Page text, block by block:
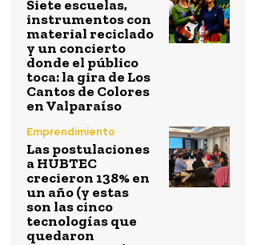
Siete escuelas,
instrumentos con
material reciclado
y un concierto
donde el público
toca: la gira de Los
Cantos de Colores
en Valparaíso
Emprendimiento
Las postulaciones
a HUBTEC
crecieron 138% en
un año (y estas
son las cinco
tecnologías que
quedaron